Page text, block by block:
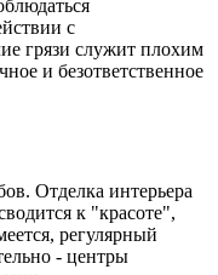
с
грязи служит плохим
и безответственное
Отделка интерьера
к "красоте",
регулярный
- центры